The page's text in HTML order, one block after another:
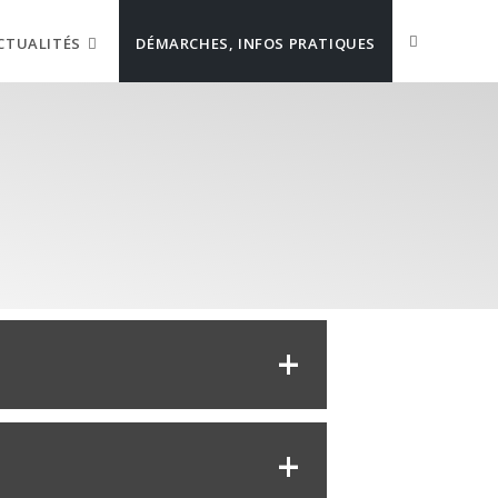
DÉMARCHES, INFOS PRATIQUES